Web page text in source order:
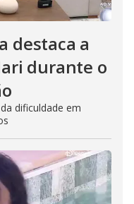
destaca a
durante o
dificuldade em